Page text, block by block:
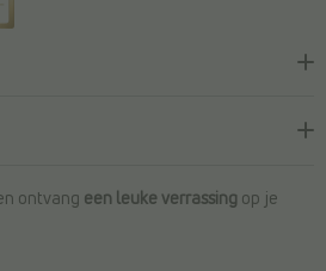
ontvang een leuke verrassing op je